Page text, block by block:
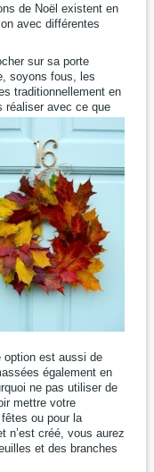
de Noël existent en
avec différentes
sur sa porte
soyons fous, les
traditionnellement en
réaliser avec ce que
option est aussi de
également en
ne pas utiliser de
mettre votre
ou pour la
n’est créé, vous aurez
et des branches